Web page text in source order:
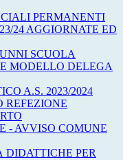
PERMANENTI
24 AGGIORNATE ED
SCUOLA
MODELLO DELEGA
A.S. 2023/2024
REFEZIONE
- AVVISO COMUNE
DIDATTICHE PER